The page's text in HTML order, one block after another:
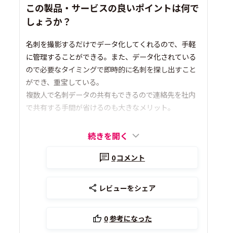
この製品・サービスの良いポイントは何で
しょうか？
名刺を撮影するだけでデータ化してくれるので、手軽
に管理することができる。また、データ化されている
ので必要なタイミングで即時的に名刺を探し出すこと
ができ、重宝している。
複数人で名刺データの共有もできるので連絡先を社内
で共有する手間が省けるのも大きなメリット。
続きを開く
0コメント
レビューをシェア
0参考になった